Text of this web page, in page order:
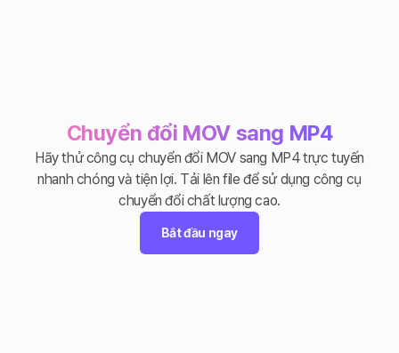
Chuyển đổi MOV sang MP4
Hãy thử công cụ chuyển đổi MOV sang MP4 trực tuyến
nhanh chóng và tiện lợi. Tải lên file để sử dụng công cụ
chuyển đổi chất lượng cao.
Bắt đầu ngay